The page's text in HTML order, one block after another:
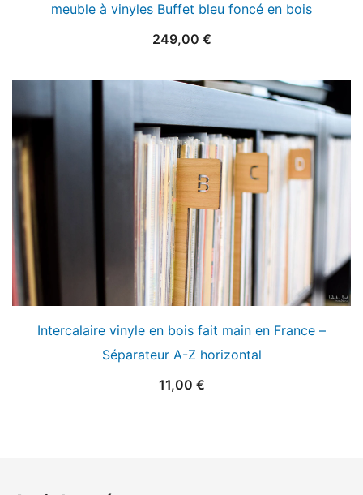
meuble à vinyles Buffet bleu foncé en bois
249,00 €
Intercalaire vinyle en bois fait main en France –
Séparateur A-Z horizontal
11,00 €